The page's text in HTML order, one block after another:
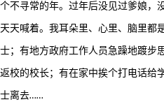
个不寻常的年。过年后没见过爹娘，
天天喊着。我耳朵里、心里、脑里都
士；有地方政府工作人员急躁地踱步
返校的校长；有在家中挨个打电话给
士离去……